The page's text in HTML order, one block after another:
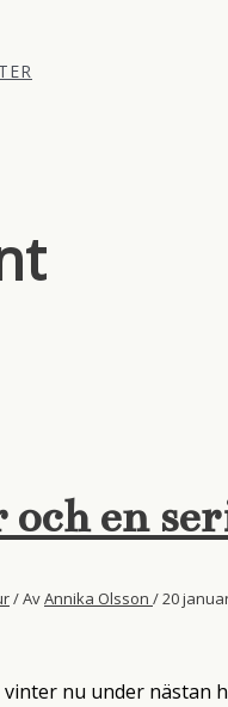
och en
/ AvAnnika Olsson /20
nu under nästan